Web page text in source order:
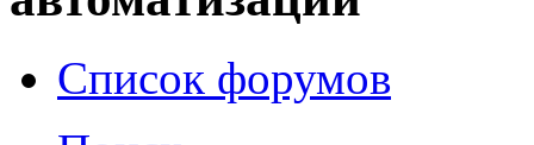
Список форумов